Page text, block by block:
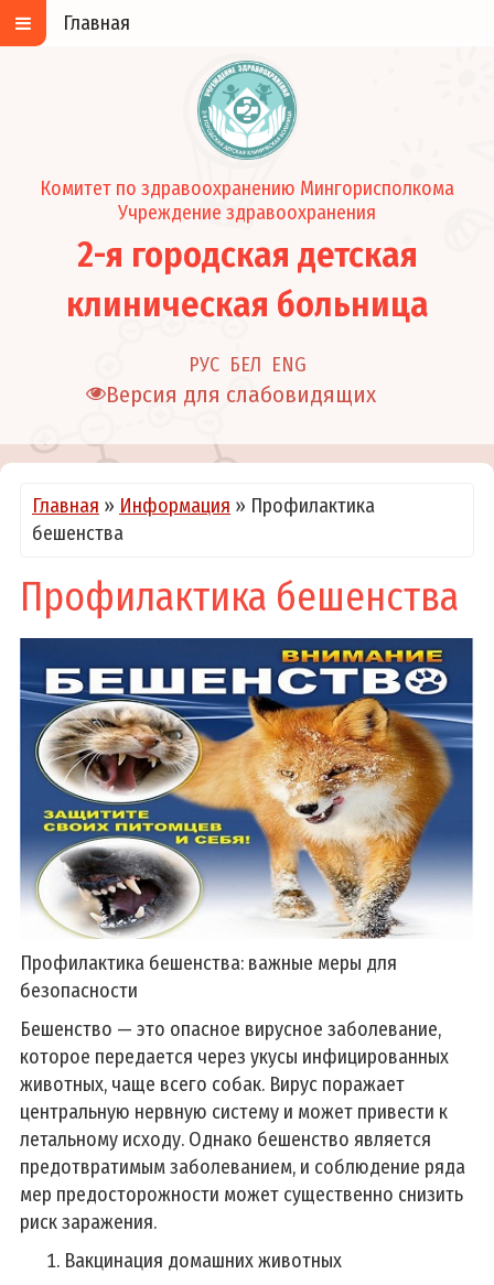
Комитет по здравоохранению Мингорисполкома
Учреждение здравоохранения
2-я городская детская
клиническая больница
РУС БЕЛ ENG
Версия для слабовидящих
Главная
Главная » Информация » Профилактика
бешенства
Профилактика бешенства
Профилактика бешенства: важные меры для
безопасности
Бешенство — это опасное вирусное заболевание,
которое передается через укусы инфицированных
животных, чаще всего собак. Вирус поражает
центральную нервную систему и может привести к
летальному исходу. Однако бешенство является
предотвратимым заболеванием, и соблюдение ряда
мер предосторожности может существенно снизить
риск заражения.
Вакцинация домашних животных